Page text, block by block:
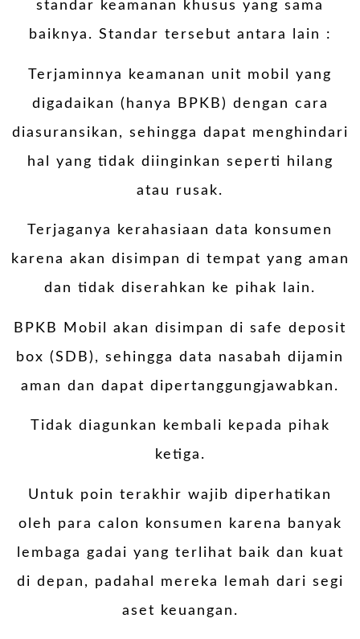
standar keamanan khusus yang sama
baiknya. Standar tersebut antara lain :
Terjaminnya keamanan unit mobil yang
digadaikan (hanya BPKB) dengan cara
diasuransikan, sehingga dapat menghindari
hal yang tidak diinginkan seperti hilang
atau rusak.
Terjaganya kerahasiaan data konsumen
karena akan disimpan di tempat yang aman
dan tidak diserahkan ke pihak lain.
BPKB Mobil akan disimpan di safe deposit
box (SDB), sehingga data nasabah dijamin
aman dan dapat dipertanggungjawabkan.
Tidak diagunkan kembali kepada pihak
ketiga.
Untuk poin terakhir wajib diperhatikan
oleh para calon konsumen karena banyak
lembaga gadai yang terlihat baik dan kuat
di depan, padahal mereka lemah dari segi
aset keuangan.